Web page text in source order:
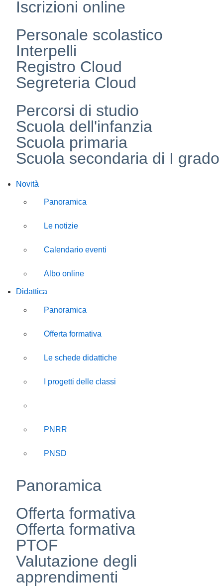
Iscrizioni online
Personale scolastico
Interpelli
Registro Cloud
Segreteria Cloud
Percorsi di studio
Scuola dell'infanzia
Scuola primaria
Scuola secondaria di I grado
Novità
Panoramica
Le notizie
Calendario eventi
Albo online
Didattica
Panoramica
Offerta formativa
Le schede didattiche
I progetti delle classi
PNRR
PNSD
Panoramica
Offerta formativa
Offerta formativa
PTOF
Valutazione degli
apprendimenti